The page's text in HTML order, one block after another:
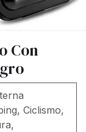
Con
Ciclismo,